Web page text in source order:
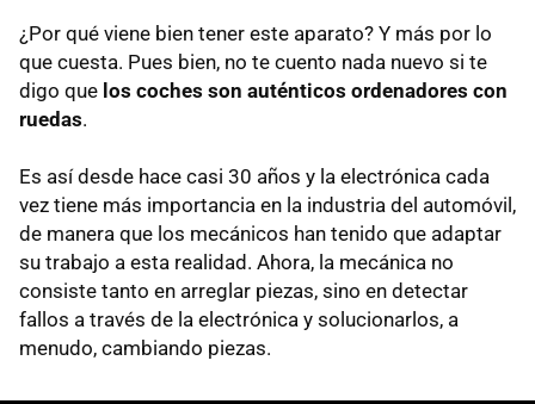
¿Por qué viene bien tener este aparato? Y más por lo
que cuesta. Pues bien, no te cuento nada nuevo si te
digo que los coches son auténticos ordenadores con
ruedas.
Es así desde hace casi 30 años y la electrónica cada
vez tiene más importancia en la industria del automóvil,
de manera que los mecánicos han tenido que adaptar
su trabajo a esta realidad. Ahora, la mecánica no
consiste tanto en arreglar piezas, sino en detectar
fallos a través de la electrónica y solucionarlos, a
menudo, cambiando piezas.